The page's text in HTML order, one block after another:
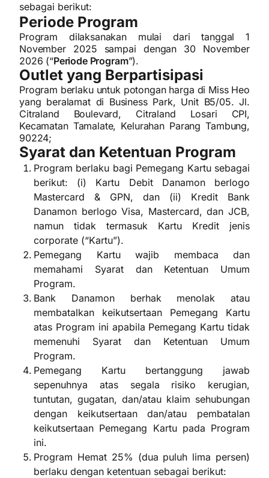
sebagai berikut:
Periode Program
Program dilaksanakan mulai dari tanggal 1
November 2025 sampai dengan 30 November
2026 (“Periode Program”).
Outlet yang Berpartisipasi
Program berlaku untuk potongan harga di Miss Heo
yang beralamat di Business Park, Unit B5/05. Jl.
Citraland Boulevard, Citraland Losari CPI,
Kecamatan Tamalate, Kelurahan Parang Tambung,
90224;
Syarat dan Ketentuan Program
Program berlaku bagi Pemegang Kartu sebagai
berikut: (i) Kartu Debit Danamon berlogo
Mastercard & GPN, dan (ii) Kredit Bank
Danamon berlogo Visa, Mastercard, dan JCB,
namun tidak termasuk Kartu Kredit jenis
corporate (“Kartu”).
Pemegang Kartu wajib membaca dan
memahami Syarat dan Ketentuan Umum
Program.
Bank Danamon berhak menolak atau
membatalkan keikutsertaan Pemegang Kartu
atas Program ini apabila Pemegang Kartu tidak
memenuhi Syarat dan Ketentuan Umum
Program.
Pemegang Kartu bertanggung jawab
sepenuhnya atas segala risiko kerugian,
tuntutan, gugatan, dan/atau klaim sehubungan
dengan keikutsertaan dan/atau pembatalan
keikutsertaan Pemegang Kartu pada Program
ini.
Program Hemat 25% (dua puluh lima persen)
berlaku dengan ketentuan sebagai berikut: